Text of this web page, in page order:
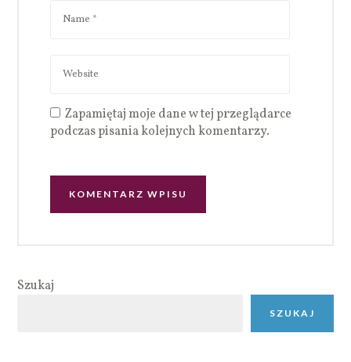
Zapamiętaj moje dane w tej przeglądarce
podczas pisania kolejnych komentarzy.
Szukaj
SZUKAJ